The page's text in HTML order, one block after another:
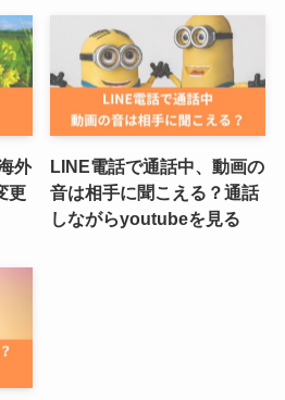
外
更
LINE電話で通話中、動画の
音は相手に聞こえる？通話
しながらyoutubeを見る